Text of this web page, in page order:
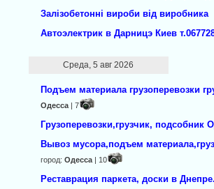
Залізобетонні вироби від виробника
Автоэлектрик в Дарницэ Киев
Среда, 5 авг 2026
Подъем материала грузоперевозки
Одесса| 7
Грузоперевозки,грузчик, подсобник
Вывоз мусора,подъем
город: Одесса| 10
Реставрация паркета, доски в Днепре.